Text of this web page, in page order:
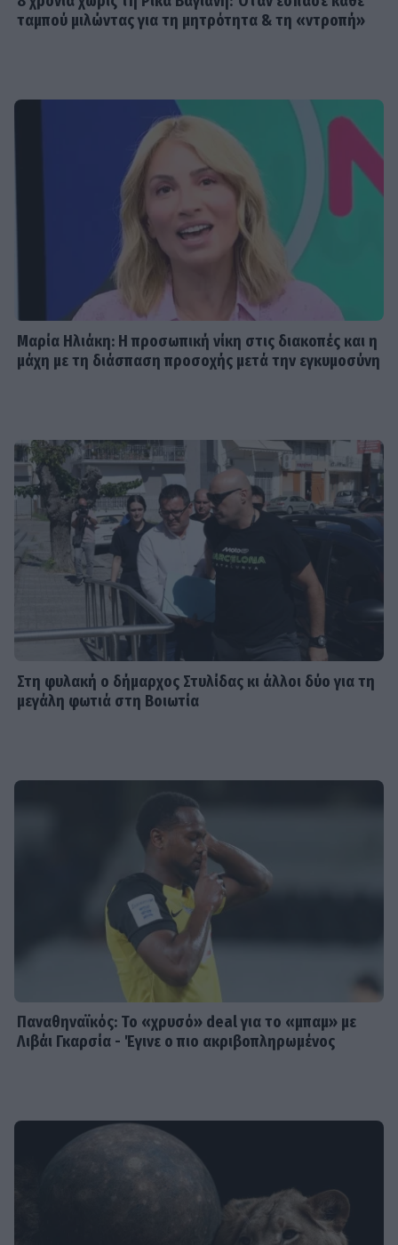
ταμπού μιλώντας για τη μητρότητα & τη «ντροπή»
Μαρία Ηλιάκη: Η προσωπική νίκη στις διακοπές και η
μάχη με τη διάσπαση προσοχής μετά την εγκυμοσύνη
Στη φυλακή ο δήμαρχος Στυλίδας κι άλλοι δύο για τη
μεγάλη φωτιά στη Βοιωτία
Παναθηναϊκός: Το «χρυσό» deal για το «μπαμ» με
Λιβάι Γκαρσία - Έγινε ο πιο ακριβοπληρωμένος